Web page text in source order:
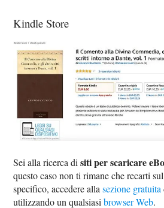
Kindle Store
Sei alla ricerca disiti per scaricare
questo caso non ti rimane che recarti
specifico, accedere allasezione gratuita
utilizzando un qualsiasibrowser Web.